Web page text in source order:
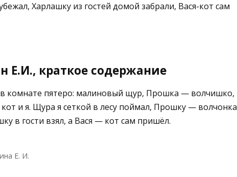
Харлашку из гостей домой забрали, Вася-кот сам
краткое содержание
комнате пятеро: малиновый щур, Прошка — волчишко,
и я. Щура я сеткой в лесу поймал, Прошку — волчонка
в гости взял, а Вася — кот сам пришёл.
Е. И.